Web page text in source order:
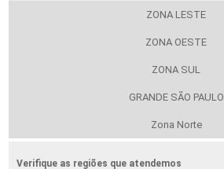
ZONA LESTE
ZONA OESTE
ZONA SUL
GRANDE SÃO PAULO
Zona Norte
Verifique as regiões que atendemos